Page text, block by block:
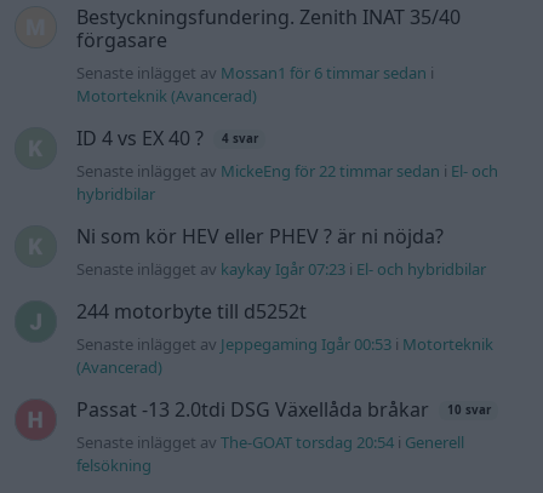
Bestyckningsfundering. Zenith INAT 35/40
förgasare
Senaste inlägget av Mossan1 för 6 timmar sedan i
Motorteknik (Avancerad)
ID 4 vs EX 40 ? 4 svar
Senaste inlägget av MickeEng för 22 timmar sedan i El- och
hybridbilar
Ni som kör HEV eller PHEV ? är ni nöjda?
Senaste inlägget av kaykay Igår 07:23 i El- och hybridbilar
244 motorbyte till d5252t
Senaste inlägget av Jeppegaming Igår 00:53 i Motorteknik
(Avancerad)
Passat -13 2.0tdi DSG Växellåda bråkar 10 svar
Senaste inlägget avThe-GOAT torsdag 20:54 i Generell
felsökning